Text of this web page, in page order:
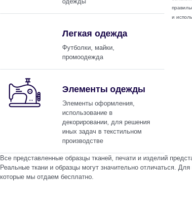
Легкая одежда
Футболки, майки,
промоодежда
Элементы одежды
Элементы оформления,
использование в
декорировании, для решения
иных задач в текстильном
производстве
и
Все представленные образцы тканей, печати и изделий
Реальные ткани и образцы могут значительно отличаться.
которые мы отдаем бесплатно.